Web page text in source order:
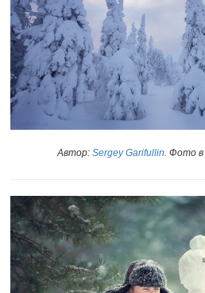
Автор: Sergey Garifullin . Фото в